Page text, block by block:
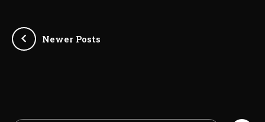
Newer Posts